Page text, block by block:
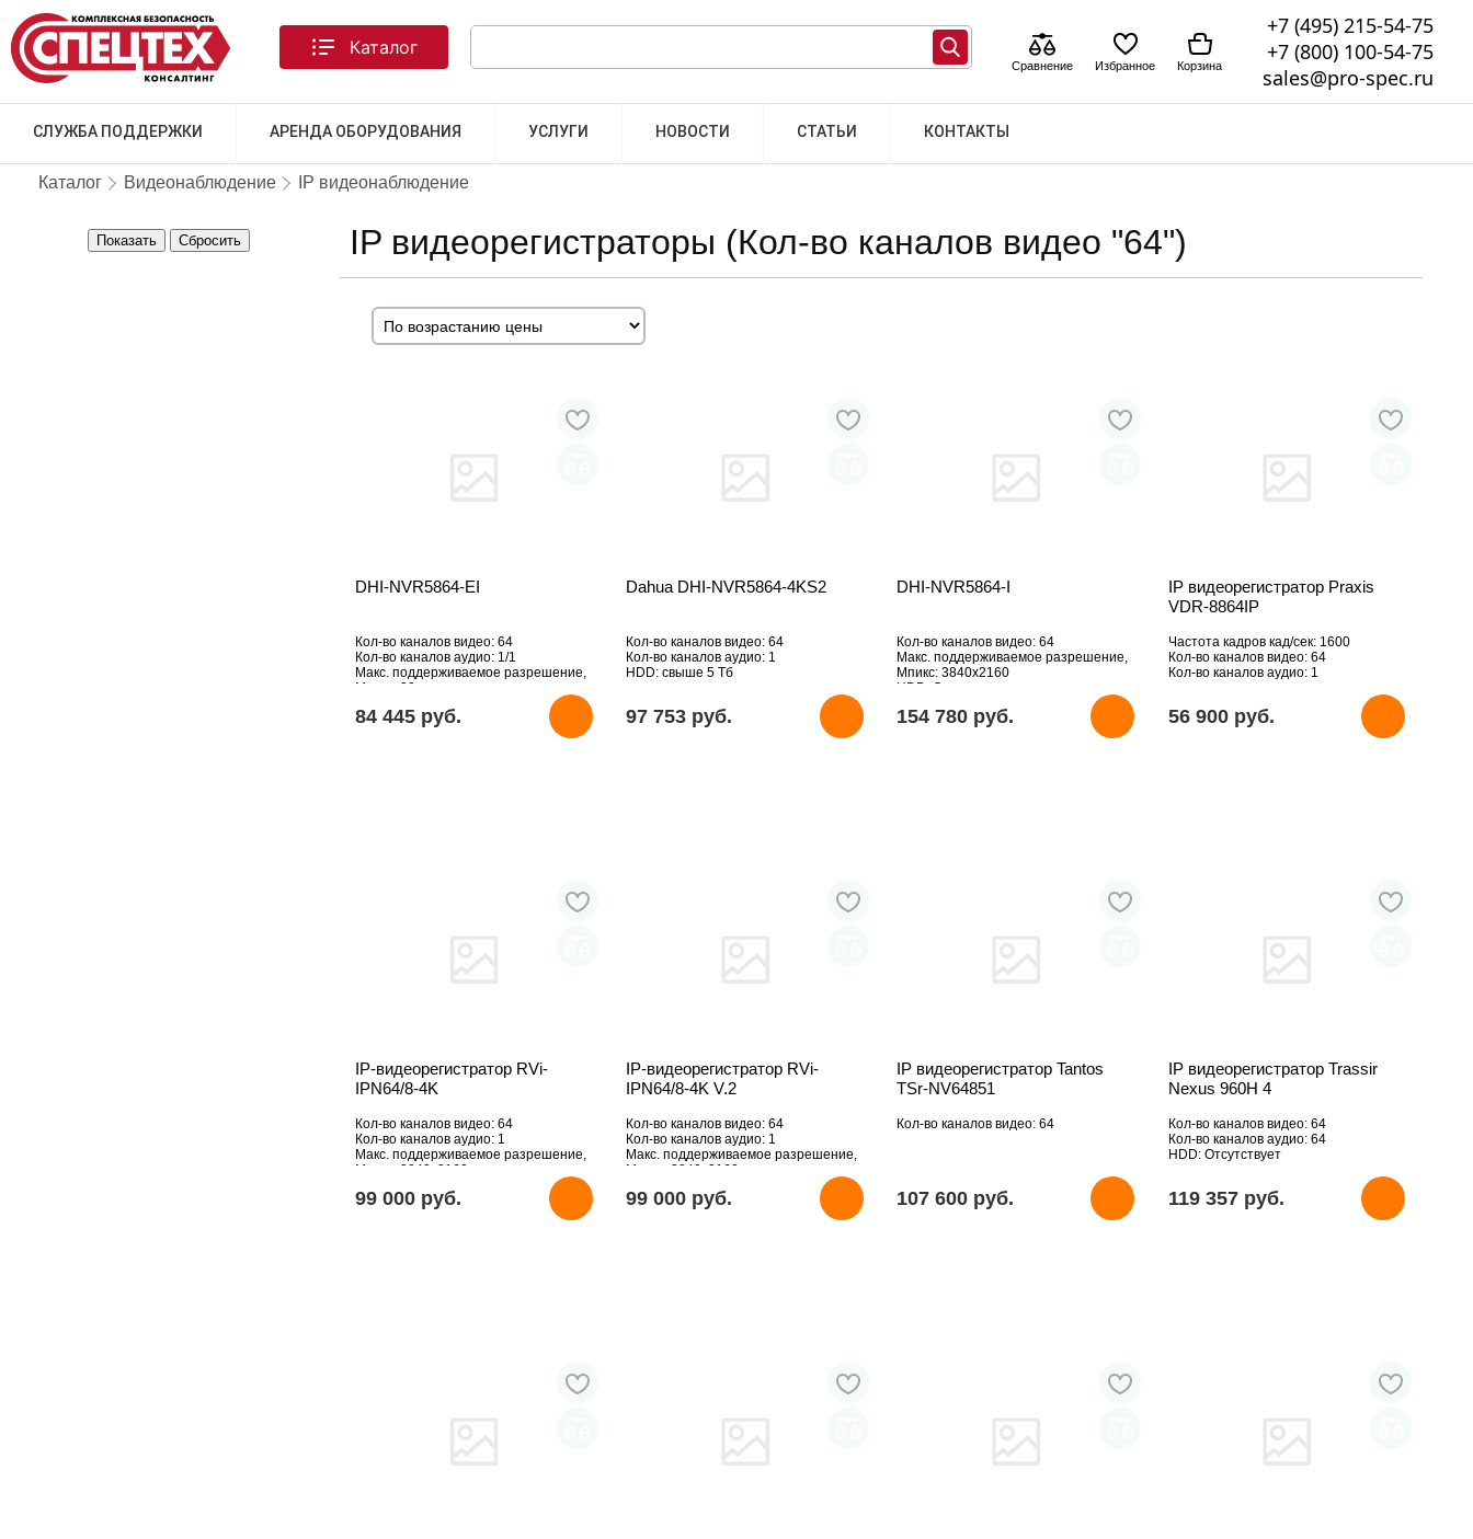
СЛУЖБА ПОДДЕРЖКИ АРЕНДА ОБОРУДОВАНИЯ УСЛУГИ НОВОСТИ СТАТЬИ КОНТАКТЫ
Каталог
Сравнение Избранное Корзина
+7 (495) 215-54-75
+7 (800) 100-54-75
sales@pro-spec.ru
Каталог Видеонаблюдение IP видеонаблюдение
Показать Сбросить IP видеорегистраторы (Кол-во каналов видео "64")
DHI-NVR5864-EI
Кол-во каналов видео: 64
Кол-во каналов аудио: 1/1
Макс. поддерживаемое разрешение,
Мпикс: 32
84 445 pуб.
Dahua DHI-NVR5864-4KS2
Кол-во каналов видео: 64
Кол-во каналов аудио: 1
HDD: свыше 5 Тб
97 753 pуб.
DHI-NVR5864-I
Кол-во каналов видео: 64
Макс. поддерживаемое разрешение,
Мпикс: 3840х2160
HDD: Отсутствует
154 780 pуб.
IP видеорегистратор Praxis
VDR-8864IP
Частота кадров кад/сек: 1600
Кол-во каналов видео: 64
Кол-во каналов аудио: 1
56 900 pуб.
IP-видеорегистратор RVi-
IPN64/8-4K
Кол-во каналов видео: 64
Кол-во каналов аудио: 1
Макс. поддерживаемое разрешение,
Мпикс: 3840x2160
99 000 pуб.
IP-видеорегистратор RVi-
IPN64/8-4K V.2
Кол-во каналов видео: 64
Кол-во каналов аудио: 1
Макс. поддерживаемое разрешение,
Мпикс: 3840x2160
99 000 pуб.
IP видеорегистратор Tantos
TSr-NV64851
Кол-во каналов видео: 64
107 600 pуб.
IP видеорегистратор Trassir
Nexus 960H 4
Кол-во каналов видео: 64
Кол-во каналов аудио: 64
HDD: Отсутствует
119 357 pуб.